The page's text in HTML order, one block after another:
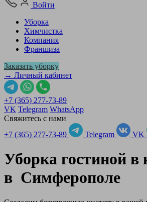
Войти
Уборка
Химчистка
Компания
Франшиза
Заказать уборку
→ Личный кабинет
+7 (365) 277-73-89
VK Telegram WhatsApp
Свяжитесь с нами
+7 (365) 277-73-89
Telegram VK
Уборка гостиной в
в Симферополе